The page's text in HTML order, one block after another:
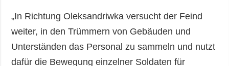
„In Richtung Oleksandriwka versucht der Feind
weiter, in den Trümmern von Gebäuden und
Unterständen das Personal zu sammeln und nutzt
dafür die Bewegung einzelner Soldaten für